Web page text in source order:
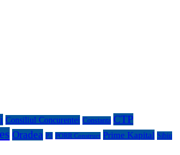
Consiliul Concurentei Constanta CTP
Oradea P3 PORR Construct Prime Kapital Sibiu